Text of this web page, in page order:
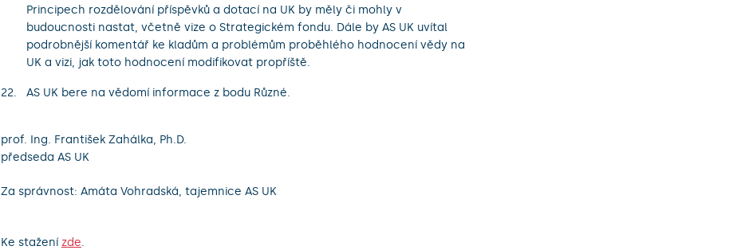
Principech rozdělování příspěvků a dotací na UK by měly či mohly v
budoucnosti nastat, včetně vize o Strategickém fondu. Dále by AS UK uvítal
podrobnější komentář ke kladům a problémům proběhlého hodnocení vědy na
UK a vizi, jak toto hodnocení modifikovat propříště.
AS UK bere na vědomí informace z bodu Různé.
prof. Ing. František Zahálka, Ph.D.
předseda AS UK
Za správnost: Amáta Vohradská, tajemnice AS UK
Ke stažení zde.